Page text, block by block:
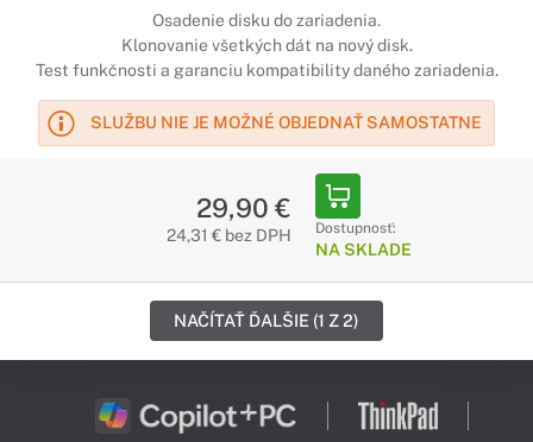
Osadenie disku do zariadenia.
Klonovanie všetkých dát na nový disk.
Test funkčnosti a garanciu kompatibility daného zariadenia.
SLUŽBU NIE JE MOŽNÉ OBJEDNAŤ SAMOSTATNE
29,90 €
24,31 € bez DPH Dostupnosť:
NA SKLADE
NAČÍTAŤ ĎALŠIE (1 Z 2)